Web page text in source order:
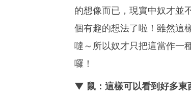
的想像而已，現實中奴才並
個有趣的想法了啦！雖然這
噠～所以奴才只把這當作一
囉！
▼ 鼠：這樣可以看到好多東